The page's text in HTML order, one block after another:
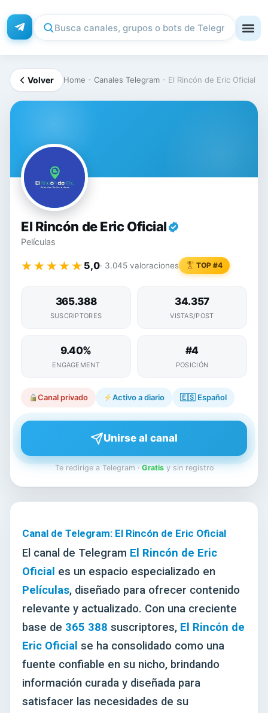
Volver Home - Canales Telegram - El Rincón de Eric Oficial
EL
El Rincón de Eric Oficial
Películas
★★★★★
★★★★★ 5,0· 3.045 valoraciones TOP #4
365.388
SUSCRIPTORES
34.357
VISTAS/POST
9.40%
ENGAGEMENT
#4
POSICIÓN
Canal privado Activo a diario 🇪🇸Español
Unirse al canal
Te redirige a Telegram · Gratisy sin registro
Canal de Telegram: El Rincón de Eric Oficial
El canal de Telegram El Rincón de Eric
Oficial es un espacio especializado en
Películas, diseñado para ofrecer contenido
relevante y actualizado. Con una creciente
base de 365 388 suscriptores, El Rincón de
Eric Oficial se ha consolidado como una
fuente confiable en su nicho, brindando
información curada y diseñada para
satisfacer las necesidades de su